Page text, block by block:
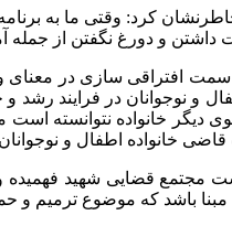
کرد: وقتی ما به برنامه
و دورغ نگفتن از جمله
سمت افتراقی سازی در
و نوجوانان در فرایند رشد
دیگر خانواده نتوانسته
خانواده اطفال و
مجتمع قضایی شهید فهمیده
باشد که موضوع ترمیم و